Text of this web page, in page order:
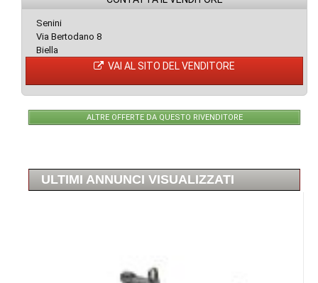
Senini
Via Bertodano 8
Biella
VAI AL SITO DEL VENDITORE
ALTRE OFFERTE DA QUESTO RIVENDITORE
ULTIMI ANNUNCI VISUALIZZATI